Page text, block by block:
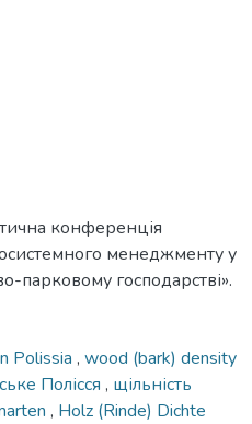
конференція
менеджменту у
парковому господарстві».
Polissia , wood (bark) density
Полісся , щільність
, Holz (Rinde) Dichte